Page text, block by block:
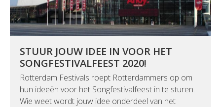
STUUR JOUW IDEE IN VOOR HET
SONGFESTIVALFEEST 2020!
Rotterdam Festivals roept Rotterdammers op om
hun ideeën voor het Songfestivalfeest in te sturen.
Wie weet wordt jouw idee onderdeel van het